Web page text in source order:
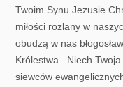
Twoim Synu Jezusie
miłości rozlany w
obudzą w nas
Królestwa. Niech Twoja
siewców